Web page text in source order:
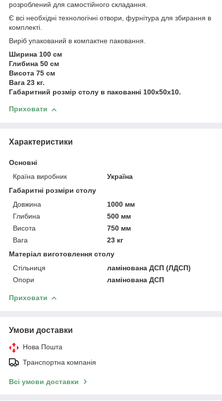
розроблений для самостійного складання.
Є всі необхідні технологічні отвори, фурнітура для збирання в
комплекті.
Виріб упакований в компактне паковання.
Ширина 100 см
Глибина 50 см
Висота 75 см
Вага 23 кг.
Габаритний розмір столу в пакованні 100х50х10.
Приховати
Характеристики
Основні
Країна виробник
Україна
Габаритні розміри столу
Довжина
1000 мм
Глибина
500 мм
Висота
750 мм
Вага
23 кг
Матеріал виготовлення столу
Стільниця
ламінована ДСП (ЛДСП)
Опори
ламінована ДСП
Приховати
Умови доставки
Нова Пошта
Транспортна компанія
Всі умови доставки